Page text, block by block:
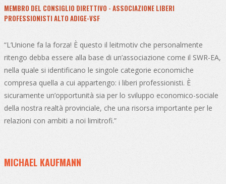
MEMBRO DEL CONSIGLIO DIRETTIVO - ASSOCIAZIONE LIBERI
PROFESSIONISTI ALTO ADIGE-VSF
“L’Unione fa la forza! È questo il leitmotiv che personalmente
ritengo debba essere alla base di un’associazione come il SWR-EA,
nella quale si identificano le singole categorie economiche
compresa quella a cui appartengo: i liberi professionisti. È
sicuramente un’opportunità sia per lo sviluppo economico-sociale
della nostra realtà provinciale, che una risorsa importante per le
relazioni con ambiti a noi limitrofi.”
MICHAEL KAUFMANN